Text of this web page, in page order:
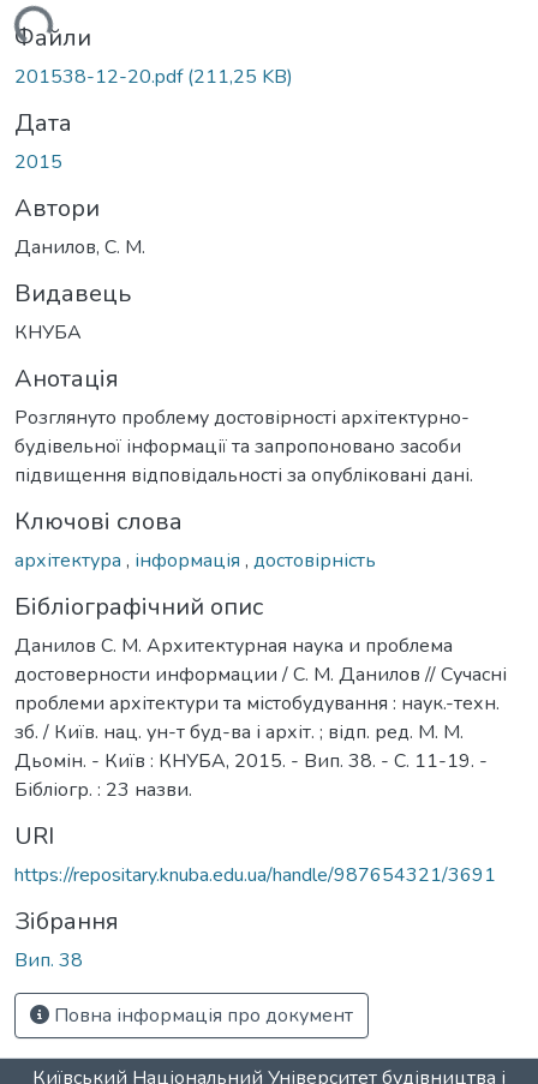
Файли
201538-12-20.pdf(211,25 KB)
Дата
2015
Автори
Данилов, С. М.
Видавець
КНУБА
Анотація
Розглянуто проблему достовірності архітектурно-
будівельної інформації та запропоновано засоби
підвищення відповідальності за опубліковані дані.
Ключові слова
архітектура , інформація , достовірність
Бібліографічний опис
Данилов С. М. Архитектурная наука и проблема
достоверности информации / С. М. Данилов // Сучасні
проблеми архітектури та містобудування : наук.-техн.
зб. / Київ. нац. ун-т буд-ва і архіт. ; відп. ред. М. М.
Дьомін. - Київ : КНУБА, 2015. - Вип. 38. - С. 11-19. -
Бібліогр. : 23 назви.
URI
https://repositary.knuba.edu.ua/handle/987654321/3691
Зібрання
Вип. 38
Повна інформація про документ
Київський Національний Університет будівництва і